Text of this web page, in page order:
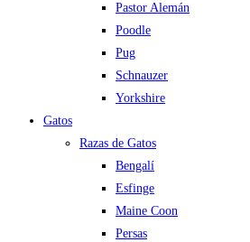
Pastor Alemán
Poodle
Pug
Schnauzer
Yorkshire
Gatos
Razas de Gatos
Bengalí
Esfinge
Maine Coon
Persas